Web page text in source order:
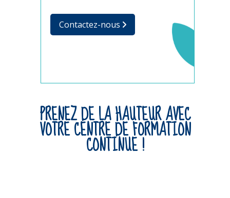
Contactez-nous
PRENEZ DE LA HAUTEUR AVEC
VOTRE CENTRE DE FORMATION
CONTINUE !